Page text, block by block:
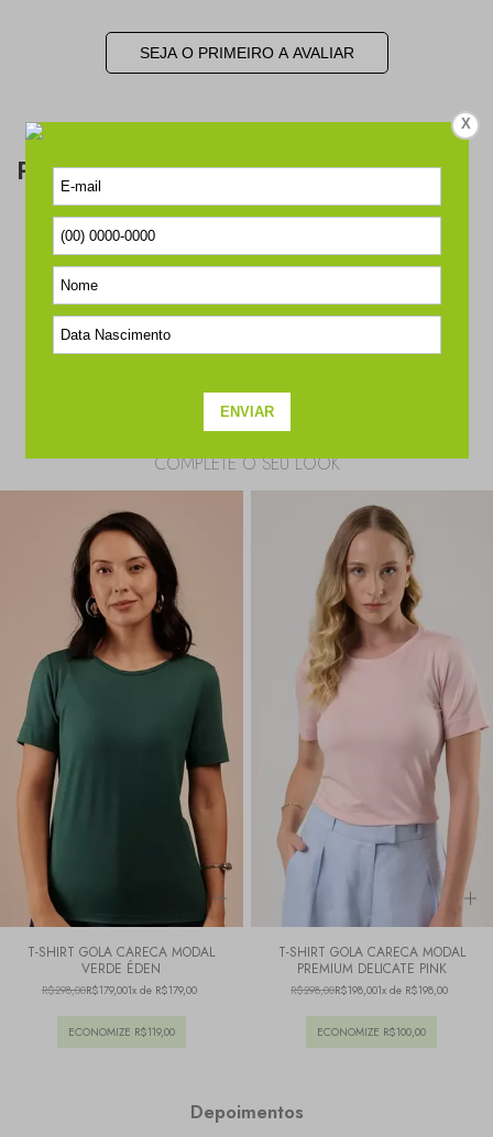
SEJA O PRIMEIRO A AVALIAR
Perguntas & respostas
Este produto ainda não tem perguntas
COMPLETE O SEU LOOK
T-SHIRT GOLA CARECA MODAL
VERDE ÉDEN
R$298,00R$179,001x de R$179,00
ECONOMIZE R$119,00
T-SHIRT GOLA CARECA MODAL
PREMIUM DELICATE PINK
R$298,00R$198,001x de R$198,00
ECONOMIZE R$100,00
Depoimentos
X